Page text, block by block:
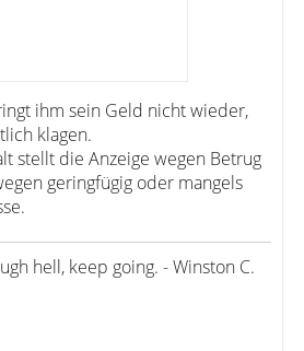
ihm sein Geld nicht wieder,
klagen.
stellt die Anzeige wegen Betrug
geringfügig oder mangels
hell, keep going. - Winston C.